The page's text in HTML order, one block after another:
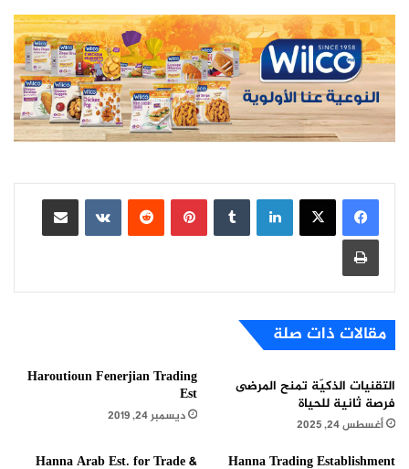
لينكدإن بينتيريست
مشاركة عبر البريد
طباعة
مقالات ذات صلة
التقنيات الذكيّة تمنح المرضى
فرصة ثانية للحياة
أغسطس 24, 2025
Haroutioun Fenerjian Trading
Est
ديسمبر 24, 2019
Hanna Trading Establishment
Hanna Arab Est. for Trade &